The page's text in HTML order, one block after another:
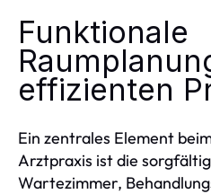
Funktionale
effizienten
Ein zentrales Element
Arztpraxis ist die
Wartezimmer,